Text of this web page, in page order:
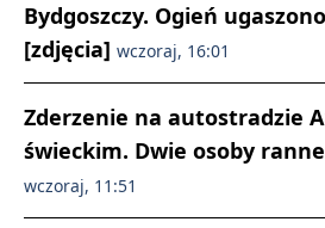
Bydgoszczy. Ogień
[zdjęcia] wczoraj, 16:01
Zderzenie na autostradzie
świeckim. Dwie osoby
wczoraj, 11:51